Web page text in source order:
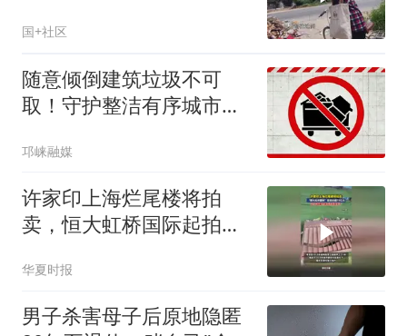
国+社区
随意倾倒建筑垃圾不可
取！守护整洁有序城市空
邛崃融媒
许家印上海烂尾楼将拍
卖，恒大虹桥国际起拍价
华夏时报
男子杀害母子后原地隐匿